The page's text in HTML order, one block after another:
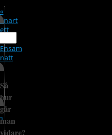
«
Snart
ett
Ensam
natt
»
Så
hur
går
man